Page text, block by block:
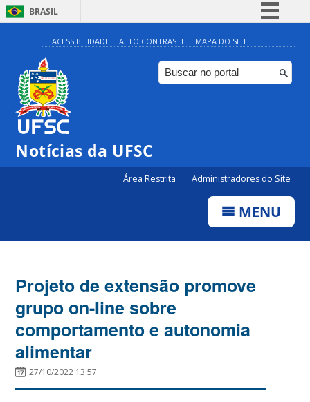
BRASIL
Simplifique!
Comunica BR
Participe
ACESSIBILIDADE ALTO CONTRASTE MAPA DO SITE
Notícias da UFSC
Área Restrita Administradores do Site
MENU
Projeto de extensão promove
grupo on-line sobre
comportamento e autonomia
alimentar
27/10/2022 13:57